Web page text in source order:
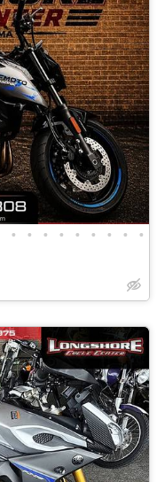
• • • • • • • • •